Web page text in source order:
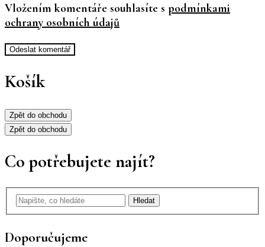
Vložením komentáře souhlasíte s podmínkami
ochrany osobních údajů
Odeslat komentář
Košík
Zpět do obchodu
Zpět do obchodu
Co potřebujete najít?
Hledat
Doporučujeme